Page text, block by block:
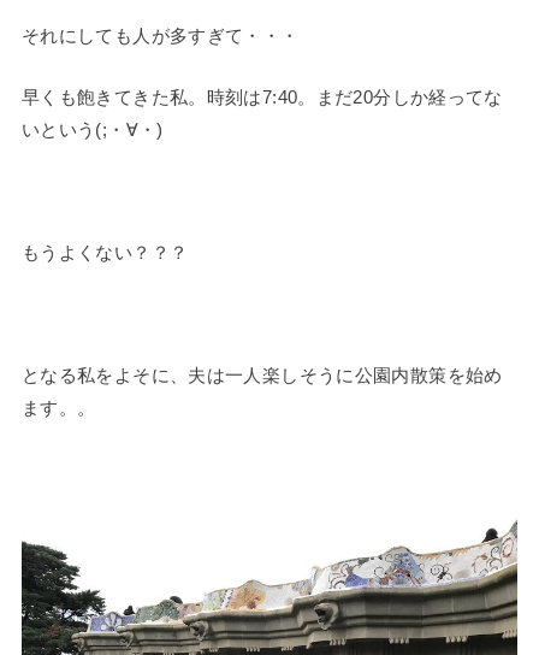
それにしても人が多すぎて・・・
早くも飽きてきた私。時刻は7:40。まだ20分しか経ってな
いという(;・∀・)
もうよくない？？？
となる私をよそに、夫は一人楽しそうに公園内散策を始め
ます。。